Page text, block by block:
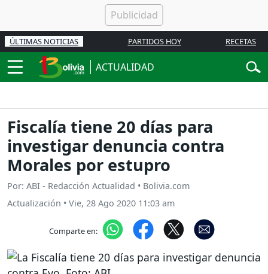
ÚLTIMAS NOTICIAS PARTIDOS HOY RECETAS
ACTUALIDAD
Fiscalía tiene 20 días para
investigar denuncia contra
Morales por estupro
Por: ABI - Redacción Actualidad • Bolivia.com
Actualización • Vie, 28 Ago 2020 11:03 am
Comparte en: